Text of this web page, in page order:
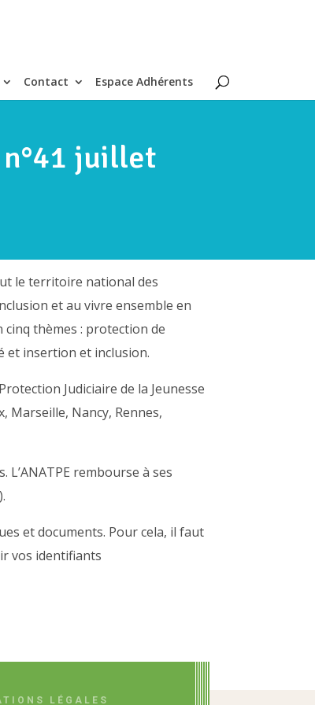
Contact Espace Adhérents
n°41 juillet
le territoire national des
et au vivre ensemble en
cinq thèmes : protection de
et insertion et inclusion.
Judiciaire de la Jeunesse
Nancy, Rennes,
rembourse à ses
).
et documents. Pour cela, il faut
vos identifiants
LÉGALES